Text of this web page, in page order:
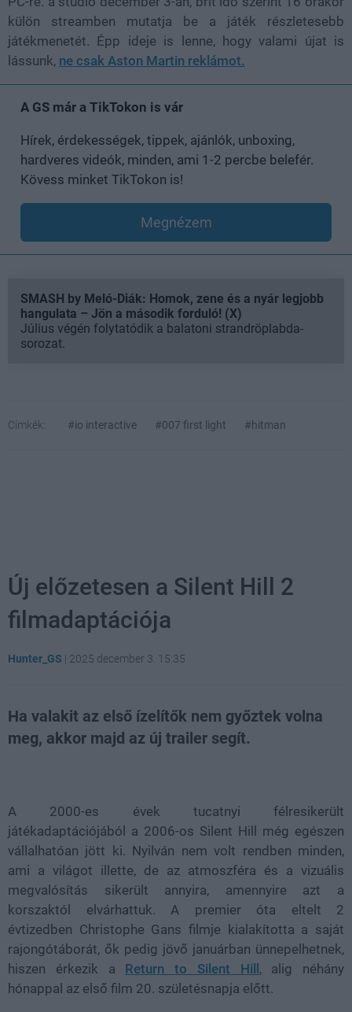
külön streamben mutatja be a játék részletesebb
játékmenetét. Épp ideje is lenne, hogy valami újat is
lássunk, ne csak Aston Martin reklámot.
A GS már a TikTokon is vár
Hírek, érdekességek, tippek, ajánlók, unboxing,
hardveres videók, minden, ami 1-2 percbe belefér.
Kövess minket TikTokon is!
Megnézem
SMASH by Meló-Diák: Homok, zene és a nyár legjobb
hangulata – Jön a második forduló! (X)
Július végén folytatódik a balatoni strandröplabda-
sorozat.
Címkék: #io interactive #007 first light #hitman
Új előzetesen a Silent Hill 2
filmadaptációja
Hunter_GS | 2025 december 3. 15:35
Ha valakit az első ízelítők nem győztek volna
meg, akkor majd az új trailer segít.
A 2000-es évek tucatnyi félresikerült
játékadaptációjából a 2006-os Silent Hill még egészen
vállalhatóan jött ki. Nyilván nem volt rendben minden,
ami a világot illette, de az atmoszféra és a vizuális
megvalósítás sikerült annyira, amennyire azt a
korszaktól elvárhattuk. A premier óta eltelt 2
évtizedben Christophe Gans filmje kialakította a saját
rajongótáborát, ők pedig jövő januárban ünnepelhetnek,
hiszen érkezik a Return to Silent Hill, alig néhány
hónappal az első film 20. születésnapja előtt.